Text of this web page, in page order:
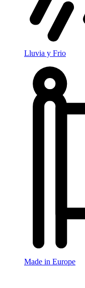
Lluvia y Frio
Made in Europe